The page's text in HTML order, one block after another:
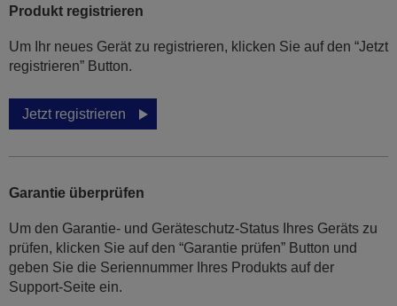
Produkt registrieren
Um Ihr neues Gerät zu registrieren, klicken Sie auf den “Jetzt
registrieren” Button.
Jetzt registrieren
Garantie überprüfen
Um den Garantie- und Geräteschutz-Status Ihres Geräts zu
prüfen, klicken Sie auf den “Garantie prüfen” Button und
geben Sie die Seriennummer Ihres Produkts auf der
Support-Seite ein.